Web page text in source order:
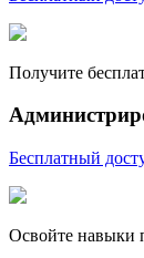
Получите
Бесплатный
Освойте навыки